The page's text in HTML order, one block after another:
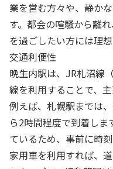
業を営む方々や、静か
す。都会の喧騒から離
を過ごしたい方には理
交通利便性
晩生内駅は、JR札沼線
線を利用することで、
例えば、札幌駅までは
ら2時間程度で到着し
ているため、事前に時
家用車を利用すれば、